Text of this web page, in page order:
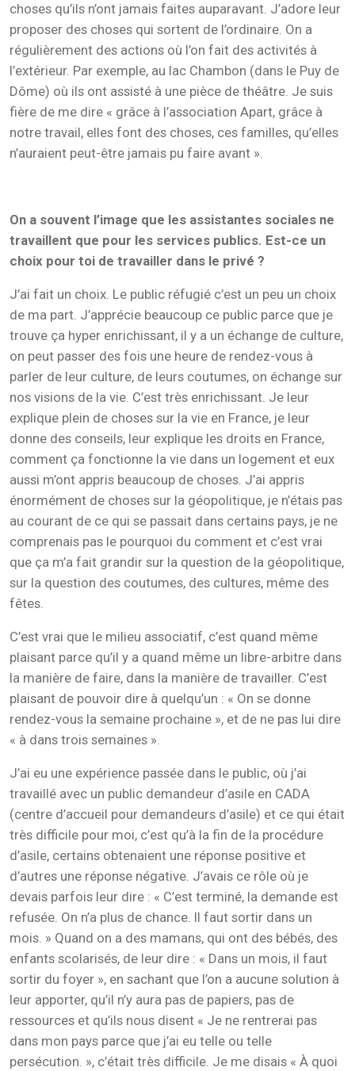
choses qu’ils n’ont jamais faites auparavant. J’adore leur
proposer des choses qui sortent de l’ordinaire. On a
régulièrement des actions où l’on fait des activités à
l’extérieur. Par exemple, au lac Chambon (dans le Puy de
Dôme) où ils ont assisté à une pièce de théâtre. Je suis
fière de me dire « grâce à l’association Apart, grâce à
notre travail, elles font des choses, ces familles, qu’elles
n’auraient peut-être jamais pu faire avant ».
On a souvent l’image que les assistantes sociales ne
travaillent que pour les services publics. Est-ce un
choix pour toi de travailler dans le privé ?
J’ai fait un choix. Le public réfugié c’est un peu un choix
de ma part. J’apprécie beaucoup ce public parce que je
trouve ça hyper enrichissant, il y a un échange de culture,
on peut passer des fois une heure de rendez-vous à
parler de leur culture, de leurs coutumes, on échange sur
nos visions de la vie. C’est très enrichissant. Je leur
explique plein de choses sur la vie en France, je leur
donne des conseils, leur explique les droits en France,
comment ça fonctionne la vie dans un logement et eux
aussi m’ont appris beaucoup de choses. J’ai appris
énormément de choses sur la géopolitique, je n’étais pas
au courant de ce qui se passait dans certains pays, je ne
comprenais pas le pourquoi du comment et c’est vrai
que ça m’a fait grandir sur la question de la géopolitique,
sur la question des coutumes, des cultures, même des
fêtes.
C’est vrai que le milieu associatif, c’est quand même
plaisant parce qu’il y a quand même un libre-arbitre dans
la manière de faire, dans la manière de travailler. C’est
plaisant de pouvoir dire à quelqu’un : « On se donne
rendez-vous la semaine prochaine », et de ne pas lui dire
« à dans trois semaines ».
J’ai eu une expérience passée dans le public, où j’ai
travaillé avec un public demandeur d’asile en CADA
(centre d’accueil pour demandeurs d’asile) et ce qui était
très difficile pour moi, c’est qu’à la fin de la procédure
d’asile, certains obtenaient une réponse positive et
d’autres une réponse négative. J’avais ce rôle où je
devais parfois leur dire : « C’est terminé, la demande est
refusée. On n’a plus de chance. Il faut sortir dans un
mois. » Quand on a des mamans, qui ont des bébés, des
enfants scolarisés, de leur dire : « Dans un mois, il faut
sortir du foyer », en sachant que l’on a aucune solution à
leur apporter, qu’il n’y aura pas de papiers, pas de
ressources et qu’ils nous disent « Je ne rentrerai pas
dans mon pays parce que j’ai eu telle ou telle
persécution. », c’était très difficile. Je me disais « À quoi